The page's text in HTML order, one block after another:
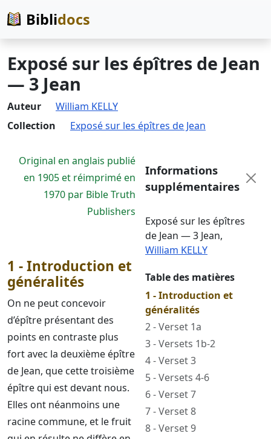
Biblidocs
Exposé sur les épîtres de Jean
— 3 Jean
Auteur
William KELLY
Collection
Exposé sur les épîtres de Jean
Original en anglais publié
en 1905 et réimprimé en
1970 par Bible Truth
Publishers
1 - Introduction et
généralités
On ne peut concevoir
d’épître présentant des
points en contraste plus
fort avec la deuxième épître
de Jean, que cette troisième
épître qui est devant nous.
Elles ont néanmoins une
racine commune, et le fruit
Informations
supplémentaires
Exposé sur les épîtres
de Jean — 3 Jean,
William KELLY
Table des matières
1 - Introduction et
généralités
2 - Verset 1a
3 - Versets 1b-2
4 - Verset 3
5 - Versets 4-6
6 - Verset 7
7 - Verset 8
8 - Verset 9